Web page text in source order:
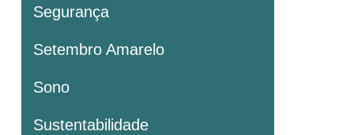
Segurança
Setembro Amarelo
Sono
Sustentabilidade